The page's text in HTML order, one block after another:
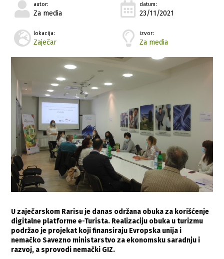
autor:
Za media
datum:
23/11/2021
lokacija:
Zaječar
izvor:
Za media
U zaječarskom Rarisu je danas održana obuka za korišćenje
digitalne platforme e-Turista. Realizaciju obuka u turizmu
podržao je projekat koji finansiraju Evropska unija i
nemačko Savezno ministarstvo za ekonomsku saradnju i
razvoj, a sprovodi nemački GIZ.